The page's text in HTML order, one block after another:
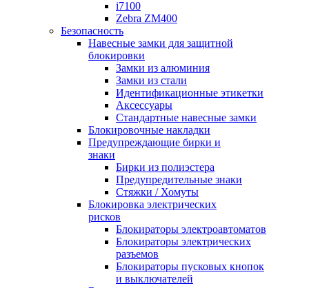
i7100
Zebra ZM400
Безопасность
Навесные замки для защитной
блокировки
Замки из алюминия
Замки из стали
Идентификационные этикетки
Аксессуары
Стандартные навесные замки
Блокировочные накладки
Предупреждающие бирки и
знаки
Бирки из полиэстера
Предупредительные знаки
Стяжки / Хомуты
Блокировка электрических
рисков
Блокираторы электроавтоматов
Блокираторы электрических
разъемов
Блокираторы пусковых кнопок
и выключателей